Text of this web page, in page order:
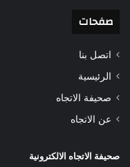
صفحات
اتصل بنا
الرئيسية
صحيفة الاتجاه
عن الاتجاه
صحيفة الاتجاه الالكترونية